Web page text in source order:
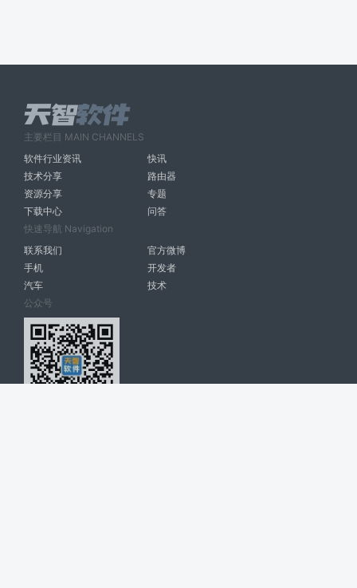
主要栏目 MAIN CHANNELS
软件行业资讯
快讯
技术分享
路由器
资源分享
专题
下载中心
问答
快速导航 Navigation
联系我们
官方微博
手机
开发者
汽车
技术
公众号